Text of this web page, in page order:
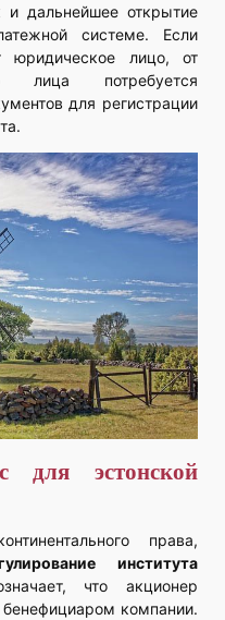
и дальнейшее открытие
системе. Если
юридическое лицо, от
лица потребуется
для регистрации
для эстонской
права,
института
что акционер
компании.